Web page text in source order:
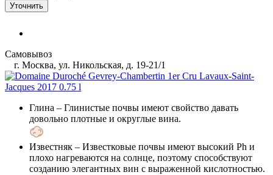
Уточнить
Самовывоз
г. Москва, ул. Никольская, д. 19-21/1
Глина – Глинистые почвы имеют свойство давать
довольно плотные и округлые вина.
Известняк – Известковые почвы имеют высокий Ph и
плохо нагреваются на солнце, поэтому способствуют
созданию элегантных вин с выраженной кислотностью.